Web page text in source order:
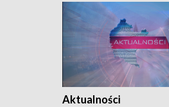
Aktualności